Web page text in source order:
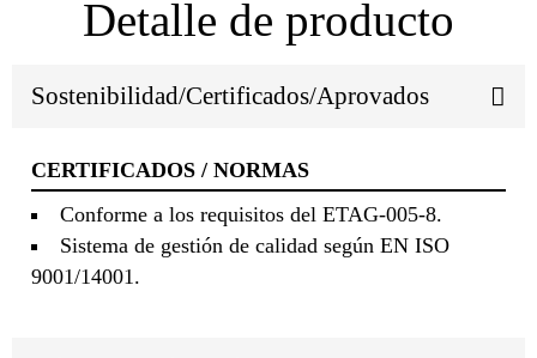
Detalle de producto
Sostenibilidad/Certificados/Aprovados
CERTIFICADOS / NORMAS
Conforme a los requisitos del ETAG-005-8.
Sistema de gestión de calidad según EN ISO
9001/14001.